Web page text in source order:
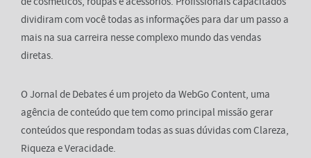
dividiram com você todas as informações para dar um passo a
mais na sua carreira nesse complexo mundo das vendas
diretas.
O Jornal de Debates é um projeto da WebGo Content, uma
agência de conteúdo que tem como principal missão gerar
conteúdos que respondam todas as suas dúvidas com Clareza,
Riqueza e Veracidade.